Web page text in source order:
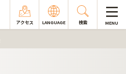
アクセス LANGUAGE 検索 MENU